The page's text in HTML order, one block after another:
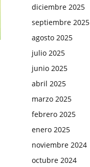
diciembre 2025
septiembre 2025
agosto 2025
julio 2025
junio 2025
abril 2025
marzo 2025
febrero 2025
enero 2025
noviembre 2024
octubre 2024